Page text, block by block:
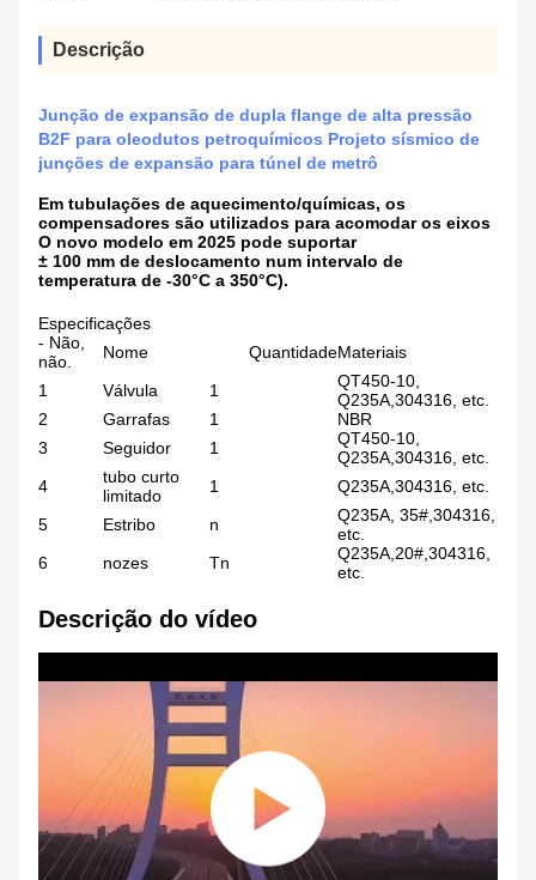
Descrição
Junção de expansão de dupla flange de alta pressão
B2F para oleodutos petroquímicos Projeto sísmico de
junções de expansão para túnel de metrô
Em tubulações de aquecimento/químicas, os
compensadores são utilizados para acomodar os eixos
O novo modelo em 2025 pode suportar
± 100 mm de deslocamento num intervalo de
temperatura de -30°C a 350°C).
Especificações
- Não,
não.
Nome QuantidadeMateriais
1
Válvula 1
QT450-10,
Q235A,304316, etc.
2
Garrafas 1
NBR
3
Seguidor 1
QT450-10,
Q235A,304316, etc.
4
tubo curto
limitado
1
Q235A,304316, etc.
5
Estribo n
Q235A, 35#,304316,
etc.
6
nozes Tn
Q235A,20#,304316,
etc.
Descrição do vídeo